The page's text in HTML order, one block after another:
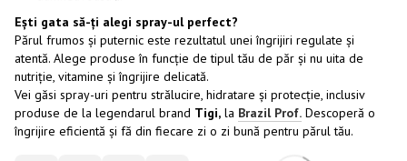
Ești gata să-ți alegi spray-ul perfect?
Părul frumos și puternic este rezultatul unei îngrijiri regulate și
atentă. Alege produse în funcție de tipul tău de păr și nu uita de
nutriție, vitamine și îngrijire delicată.
Vei găsi spray-uri pentru strălucire, hidratare și protecție, inclusiv
produse de la legendarul brand Tigi, la Brazil Prof. Descoperă o
îngrijire eficientă și fă din fiecare zi o zi bună pentru părul tău.